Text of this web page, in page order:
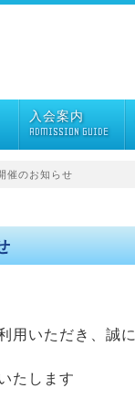
入会案内
ADMISSION GUIDE
催のお知らせ
用いただき、誠
たします